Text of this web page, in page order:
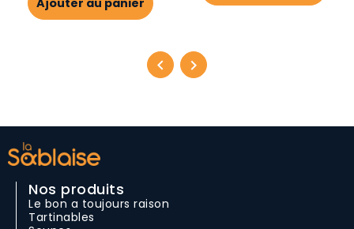
Ajouter au panier
Nos produits
Le bon a toujours raison
Tartinables